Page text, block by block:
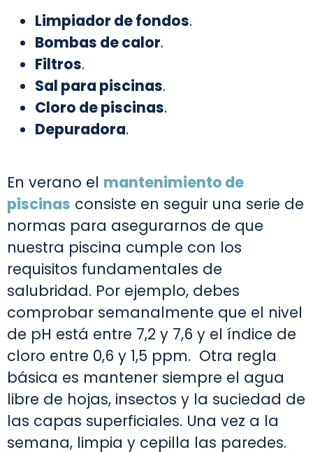
Limpiador de fondos.
Bombas de calor.
Filtros.
Sal para piscinas.
Cloro de piscinas.
Depuradora.
En verano el mantenimiento de
piscinas consiste en seguir una serie de
normas para asegurarnos de que
nuestra piscina cumple con los
requisitos fundamentales de
salubridad. Por ejemplo, debes
comprobar semanalmente que el nivel
de pH está entre 7,2 y 7,6 y el índice de
cloro entre 0,6 y 1,5 ppm. Otra regla
básica es mantener siempre el agua
libre de hojas, insectos y la suciedad de
las capas superficiales. Una vez a la
semana, limpia y cepilla las paredes.